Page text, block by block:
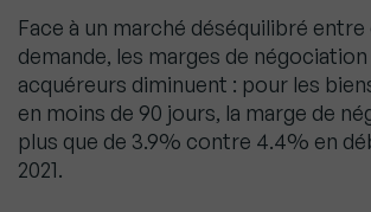
Face à un marché déséquilibré
demande, les marges de négociation
acquéreurs diminuent : pour les
en moins de 90 jours, la marge de
plus que de 3.9% contre 4.4% en
2021.